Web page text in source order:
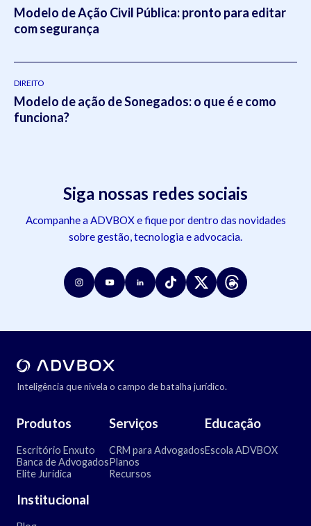
Modelo de Ação Civil Pública: pronto para editar
com segurança
DIREITO
Modelo de ação de Sonegados: o que é e como
funciona?
Siga nossas redes sociais
Acompanhe a ADVBOX e fique por dentro das novidades
sobre gestão, tecnologia e advocacia.
Inteligência que nivela o campo de batalha jurídico.
Produtos
Escritório Enxuto
Banca de Advogados
Elite Jurídica
Serviços
CRM para Advogados
Planos
Recursos
Educação
Escola ADVBOX
Institucional